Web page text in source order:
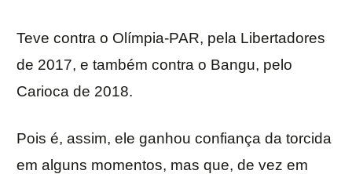
Teve contra o Olímpia-PAR, pela Libertadores
de 2017, e também contra o Bangu, pelo
Carioca de 2018.
Pois é, assim, ele ganhou confiança da torcida
em alguns momentos, mas que, de vez em